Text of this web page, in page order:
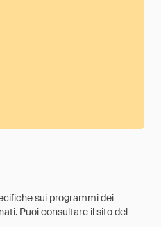
sui programmi dei
Puoi consultare il sito del